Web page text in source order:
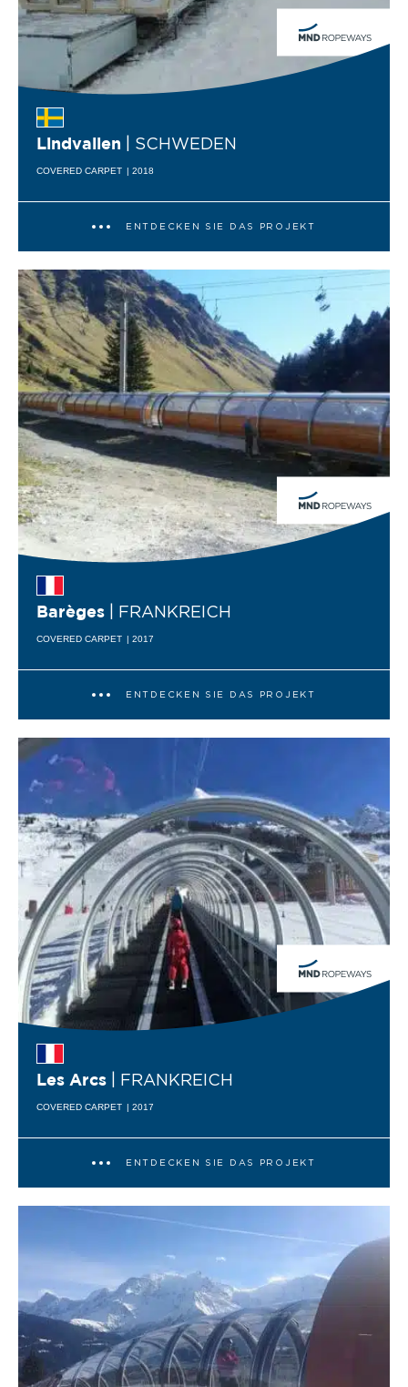
Lindvallen | SCHWEDEN
COVERED CARPET | 2018
ENTDECKEN SIE DAS PROJEKT
Barèges | FRANKREICH
COVERED CARPET | 2017
ENTDECKEN SIE DAS PROJEKT
Les Arcs | FRANKREICH
COVERED CARPET | 2017
ENTDECKEN SIE DAS PROJEKT